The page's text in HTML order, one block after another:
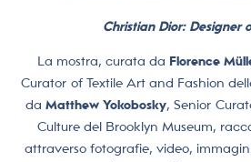
Christian Dior: Designer
La mostra, curata da Florence
Curator of Textile Art and Fashion
da Matthew Yokobosky, Senior
Culture del Brooklyn Museum,
attraverso fotografie, video,